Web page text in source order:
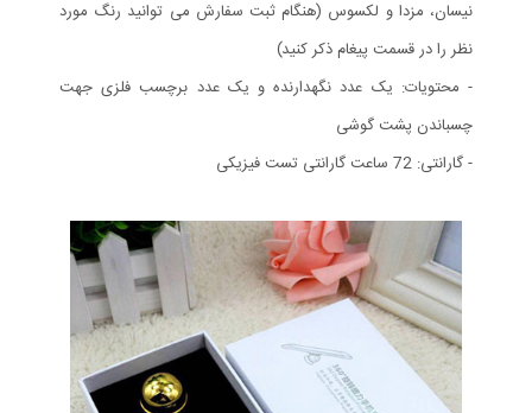
نیسان، مزدا و لکسوس (هنگام ثبت سفارش می توانید رنگ مورد
نظر را در قسمت پیغام ذکر کنید)
- محتویات: یک عدد نگهدارنده و یک عدد برچسب فلزی جهت
چسباندن پشت گوشی
- گارانتی: 72 ساعت گارانتی تست فیزیکی